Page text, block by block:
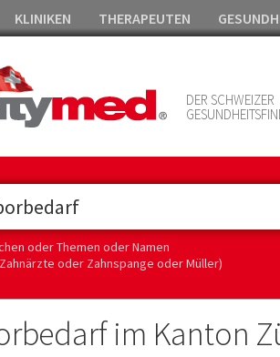
KLINIKEN THERAPEUTEN
DER SCHWEIZER
oder Themen oder Namen
oder Zahnspange oder Müller)
im Kanton